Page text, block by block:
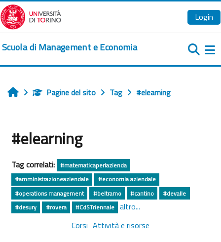
Vai al contenuto principale
Login
Scuola di Management e Economia
HomePagine del sito Tag #elearning
#elearning
Tag correlati: #matematicaperlazienda
#amministrazioneaziendale
#economia aziendale
#operations management
#beltramo #cantino
#devalle
#desury
#rovera #CdSTriennale altro...
Corsi Attività e risorse